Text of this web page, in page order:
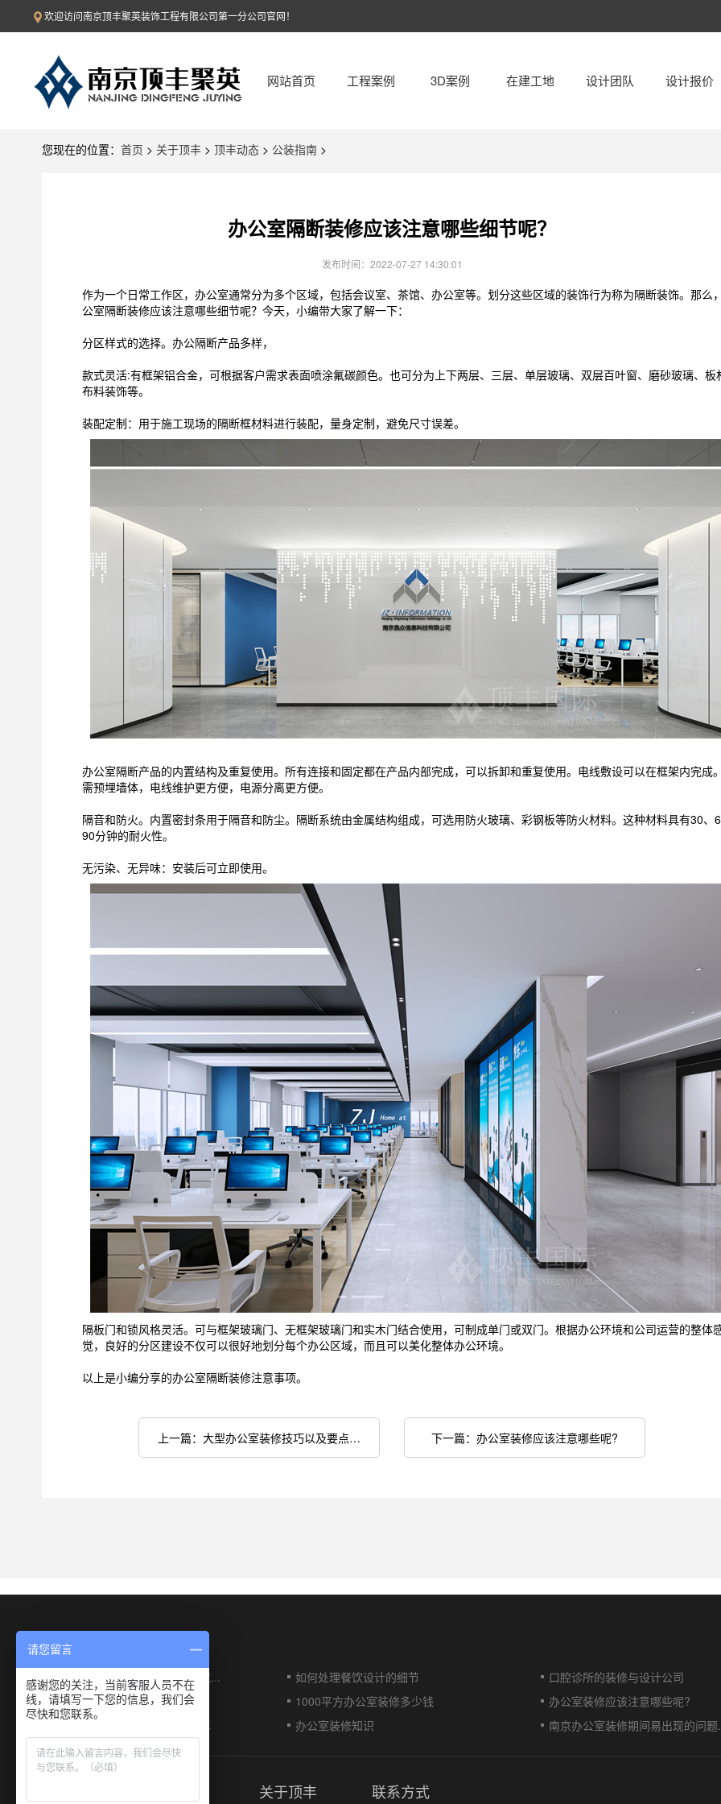
欢迎访问南京顶丰聚英装饰工程有限公司第一分公司官网！
网站首页 工程案例
商铺空间
教育空间
娱乐/酒店
3D案例
商铺空间
教育空间
在建工地 设计团队 设计报价
您现在的位置： 首页 > 关于顶丰 > 顶丰动态 > 公装指南 >
办公室隔断装修应该注意哪些细节呢？
发布时间：2022-07-27 14:30:01
作为一个日常工作区，办公室通常分为多个区域，包括会议室、茶馆、办公室等。划分这些区域的装饰行为称为隔断装饰。那么
公室隔断装修应该注意哪些细节呢？今天，小编带大家了解一下：
分区样式的选择。办公隔断产品多样，
款式灵活:有框架铝合金，可根据客户需求表面喷涂氟碳颜色。也可分为上下两层、三层、单层玻璃、双层百叶窗、磨砂玻璃、板
布料装饰等。
装配定制：用于施工现场的隔断框材料进行装配，量身定制，避免尺寸误差。
办公室隔断产品的内置结构及重复使用。所有连接和固定都在产品内部完成，可以拆卸和重复使用。电线敷设可以在框架内完成
需预埋墙体，电线维护更方便，电源分离更方便。
隔音和防火。内置密封条用于隔音和防尘。隔断系统由金属结构组成，可选用防火玻璃、彩钢板等防火材料。这种材料具有30、
90分钟的耐火性。
无污染、无异味：安装后可立即使用。
隔板门和锁风格灵活。可与框架玻璃门、无框架玻璃门和实木门结合使用，可制成单门或双门。根据办公环境和公司运营的整体
觉，良好的分区建设不仅可以很好地划分每个办公区域，而且可以美化整体办公环境。
以上是小编分享的办公室隔断装修注意事项。
上一篇：大型办公室装修技巧以及要点分享 下一篇：办公室装修应该注意哪些呢?
最新文章
火锅店装修这几大要点看完，你就... 如何处理餐饮设计的细节
口腔诊所的装修与设计公司
餐厅店面装修攻略
1000平方办公室装修多少钱
办公室装修应该注意哪些呢?
大型办公室装修技巧以及要点分享
办公室装修知识 南京办公室装修期间易出现的问题
关于顶丰 联系方式
请您留言
感谢您的关注，当前客服人员不在
线，请填写一下您的信息，我们会
尽快和您联系。